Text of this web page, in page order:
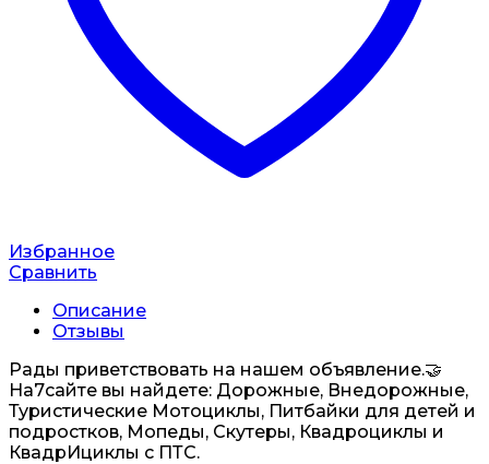
Избранное
Сравнить
Описание
Отзывы
Рады приветствовать на нашем объявление.🤝
На7сайте вы найдете: Дорожные, Внедорожные,
Туристические Мотоциклы, Питбайки для детей и
подростков, Мопеды, Скутеры, Квадроциклы и
КвадрИциклы с ПТС.